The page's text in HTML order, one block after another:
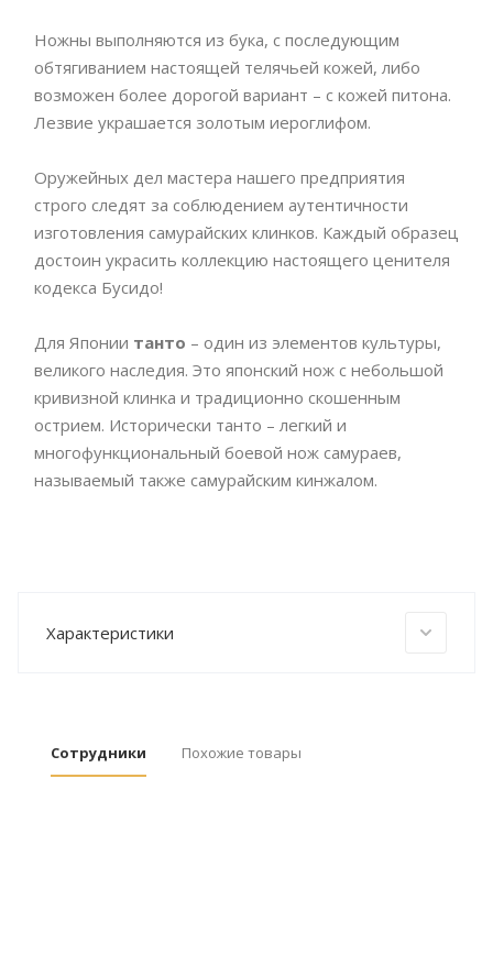
Ножны выполняются из бука, с последующим
обтягиванием настоящей телячьей кожей, либо
возможен более дорогой вариант – с кожей питона.
Лезвие украшается золотым иероглифом.
Оружейных дел мастера нашего предприятия
строго следят за соблюдением аутентичности
изготовления самурайских клинков. Каждый образец
достоин украсить коллекцию настоящего ценителя
кодекса Бусидо!
Для Японии танто – один из элементов культуры,
великого наследия. Это японский нож с небольшой
кривизной клинка и традиционно скошенным
острием. Исторически танто – легкий и
многофункциональный боевой нож самураев,
называемый также самурайским кинжалом.
Характеристики
Сотрудники Похожие товары